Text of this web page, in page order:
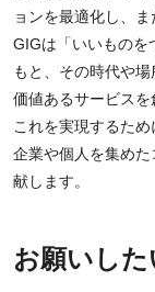
ョンを最適化し、ま
GIGは「いいものを
もと、その時代や
価値あるサービスを
これを実現するた
企業や個人を集め
献します。
お願いした